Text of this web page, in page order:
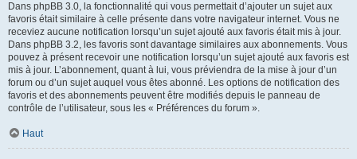
Dans phpBB 3.0, la fonctionnalité qui vous permettait d’ajouter un sujet aux
favoris était similaire à celle présente dans votre navigateur internet. Vous ne
receviez aucune notification lorsqu’un sujet ajouté aux favoris était mis à jour.
Dans phpBB 3.2, les favoris sont davantage similaires aux abonnements. Vous
pouvez à présent recevoir une notification lorsqu’un sujet ajouté aux favoris est
mis à jour. L’abonnement, quant à lui, vous préviendra de la mise à jour d’un
forum ou d’un sujet auquel vous êtes abonné. Les options de notification des
favoris et des abonnements peuvent être modifiés depuis le panneau de
contrôle de l’utilisateur, sous les « Préférences du forum ».
Haut